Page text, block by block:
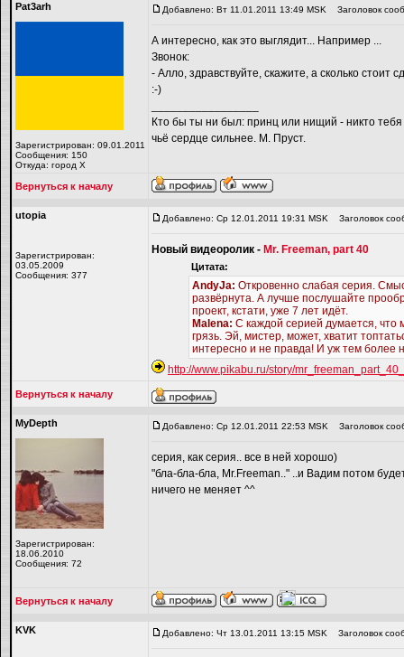
Pat3arh
Зарегистрирован: 09.01.2011
Сообщения: 150
Откуда: город Х
Добавлено: Вт 11.01.2011 13:49 MSK Заголовок
А интересно, как это выглядит... Например ...
Звонок:
- Алло, здравствуйте, скажите, а сколько
:-)
Кто бы ты ни был: принц или нищий - никто
чьё сердце сильнее. М. Пруст.
Вернуться к началу
utopiа
Зарегистрирован:
03.05.2009
Сообщения: 377
Добавлено: Ср 12.01.2011 19:31 MSK Заголовок
Новый видеоролик - Mr. Freeman, part 40
Цитата:
AndyJa: Откровенно слабая серия.
развёрнута. А лучше послушайте
проект, кстати, уже 7 лет идёт.
Malena: С каждой серией думается, что
грязь. Эй, мистер, может, хватит
интересно и не правда! И уж тем более
http://www.pikabu.ru/story/
Вернуться к началу
MyDepth
Зарегистрирован:
18.06.2010
Сообщения: 72
Добавлено: Ср 12.01.2011 22:53 MSK Заголовок
серия, как серия.. все в ней хорошо)
"бла-бла-бла, Mr.Freeman.." ..и Вадим потом
ничего не меняет ^^
Вернуться к началу
KVK Добавлено: Чт 13.01.2011 13:15 MSK Заголовок